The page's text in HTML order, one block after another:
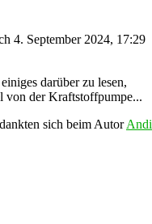
4. September 2024, 17:29
darüber zu lesen,
von der Kraftstoffpumpe...
sich beim AutorAndi